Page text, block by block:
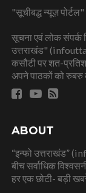
"सूचीबद्ध न्यूज़ पोर्टल"
सूचना एवं लोक संपर्क
उत्तराखंड"
कसौटी पर शत-
अपने पाठकों को रुबरु
ABOUT
“इन्फो उत्तराखंड”
बीच सर्वाधिक
हर एक छोटी- बड़ी